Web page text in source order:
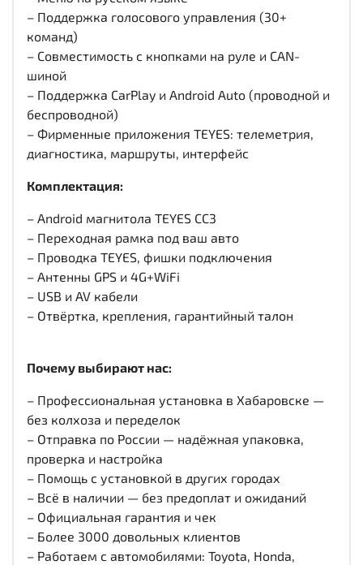
– Поддержка голосового управления (30+
команд)
– Совместимость с кнопками на руле и CAN-
шиной
– Поддержка CarPlay и Android Auto (проводной и
беспроводной)
– Фирменные приложения TEYES: телеметрия,
диагностика, маршруты, интерфейс
Комплектация:
– Android магнитола TEYES CC3
– Переходная рамка под ваш авто
– Проводка TEYES, фишки подключения
– Антенны GPS и 4G+WiFi
– USB и AV кабели
– Отвёртка, крепления, гарантийный талон
Почему выбирают нас:
– Профессиональная установка в Хабаровске —
без колхоза и переделок
– Отправка по России — надёжная упаковка,
проверка и настройка
– Помощь с установкой в других городах
– Всё в наличии — без предоплат и ожиданий
– Официальная гарантия и чек
– Более 3000 довольных клиентов
– Работаем с автомобилями: Toyota, Honda,